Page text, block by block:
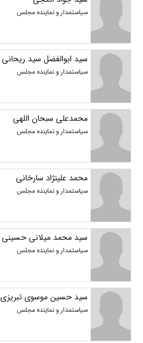
سیاستمدار و نماینده مجلس
سید ابوالفضل سید ریحانی
سیاستمدار و نماینده مجلس
محمدعلی سبحان اللهی
سیاستمدار و نماینده مجلس
محمد علینژاد سارخانی
سیاستمدار و نماینده مجلس
سید محمد میلانی حسینی
سیاستمدار و نماینده مجلس
سید حسین موسوی تبریزی
سیاستمدار و نماینده مجلس